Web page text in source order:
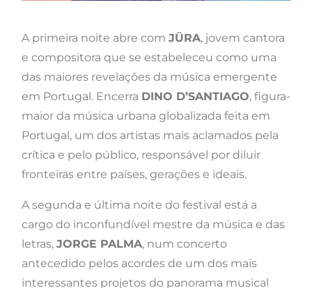
A primeira noite abre com JÜRA, jovem cantora
e compositora que se estabeleceu como uma
das maiores revelações da música emergente
em Portugal. Encerra DINO D’SANTIAGO, figura-
maior da música urbana globalizada feita em
Portugal, um dos artistas mais aclamados pela
crítica e pelo público, responsável por diluir
fronteiras entre países, gerações e ideais.
A segunda e última noite do festival está a
cargo do inconfundível mestre da música e das
letras, JORGE PALMA, num concerto
antecedido pelos acordes de um dos mais
interessantes projetos do panorama musical